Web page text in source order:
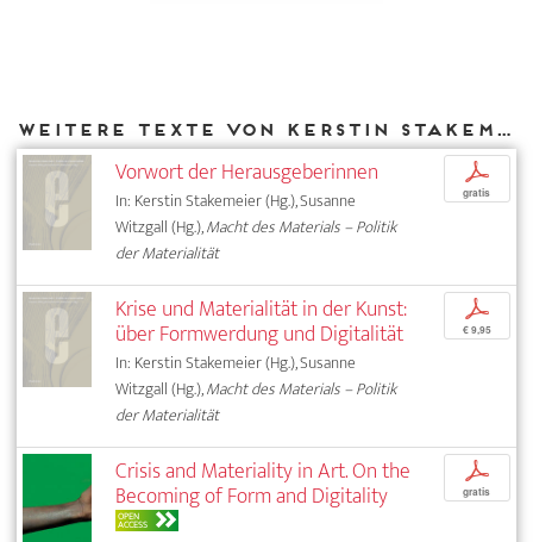
Weitere Texte von Kerstin Stakemeier bei DIAPHANES
Vorwort der Herausgeberinnen
In: Kerstin Stakemeier (Hg.), Susanne
Witzgall (Hg.),Macht des Materials – Politik
der Materialität
p
gratis
Krise und Materialität in der Kunst:
über Formwerdung und Digitalität
In: Kerstin Stakemeier (Hg.), Susanne
Witzgall (Hg.),Macht des Materials – Politik
der Materialität
p
€ 9,95
Crisis and Materiality in Art. On the
Becoming of Form and Digitality
OPEN
ACCESS
p
gratis